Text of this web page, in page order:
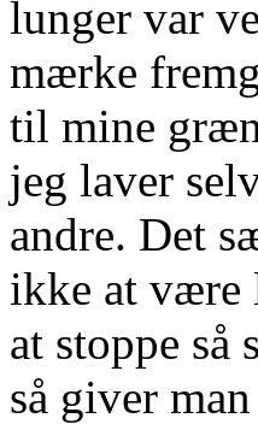
lunger var
mærke
til mine
jeg laver
andre. Det
ikke at være
at stoppe så
så giver